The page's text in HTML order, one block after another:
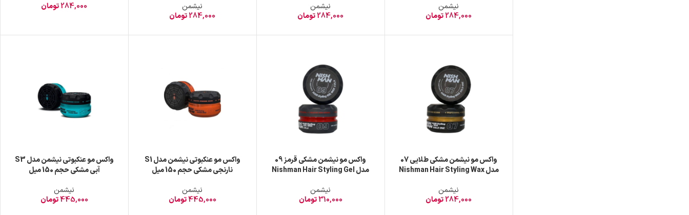
نیشمن
284,000تومان
نیشمن
284,000تومان
نیشمن
284,000تومان
میل2
284,000تومان
واکس مو نیشمن مشکی طلایی 07
مدل Nishman Hair Styling Wax
نیشمن
284,000تومان
واکس مو نیشمن مشکی قرمز 09
مدل Nishman Hair Styling Gel
نیشمن
310,000تومان
واکس مو عنکبوتی نیشمن مدل S1
نارنجی مشکی حجم 150 میل
نیشمن
445,000تومان
واکس مو عنکبوتی نیشمن مدل S3
آبی مشکی حجم 150 میل
نیشمن
445,000تومان